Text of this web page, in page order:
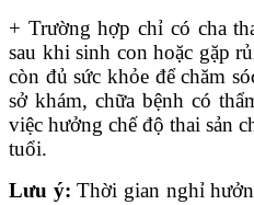
+ Trường hợp chỉ có cha
sau khi sinh con hoặc gặp
còn đủ sức khỏe để chăm
sở khám, chữa bệnh có
việc hưởng chế độ thai sản
tuổi.
Lưu ý: Thời gian nghỉ